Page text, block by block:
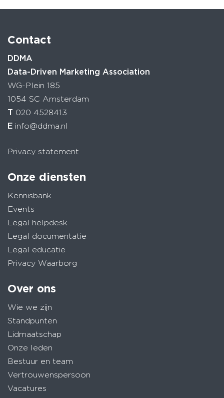
Contact
DDMA
Data-Driven Marketing Association
WG-Plein 185
1054 SC Amsterdam
T 020 4528413
E info@ddma.nl
Privacy statement
Onze diensten
Kennisbank
Events
Legal helpdesk
Legal documentatie
Legal educatie
Privacy Waarborg
Over ons
Wie we zijn
Standpunten
Lidmaatschap
Onze leden
Bestuur en team
Vertrouwenspersoon
Vacatures